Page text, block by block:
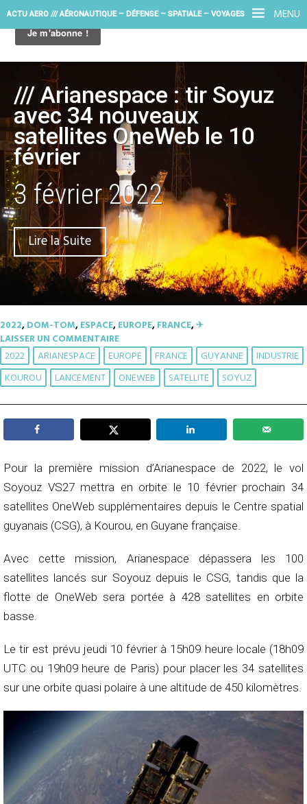
MENU
ACTU AERO /// AÉRONAUTIQUE – DÉFENSE – SPATIALE – VOYAGES
/// Arianespace : tir Soyuz
avec 34 nouveaux
satellites OneWeb le 10
février
3 février 2022
Lire la Suite
2022,DOM-TOM,ESPACE,EUROPE,FRANCE,✈︎
LAISSER UN COMMENTAIRE
2022 ARIANESPACE EUROPE FRANCE GUYANNE
INDUSTRIE
KOUROU
LANCEMENT ONEWEB SATELLITE SOYUZ
Pour la première mission d’Arianespace de 2022, le vol
Soyouz VS27 mettra en orbite le 10 février prochain 34
satellites OneWeb supplémentaires depuis le Centre spatial
guyanais (CSG), à Kourou, en Guyane française.
Avec cette mission, Arianespace dépassera les 100
satellites lancés sur Soyouz depuis le CSG, tandis que la
flotte de OneWeb sera portée à 428 satellites en orbite
basse.
Le tir est prévu jeudi 10 février à 15h09 heure locale (18h09
UTC ou 19h09 heure de Paris) pour placer les 34 satellites
sur une orbite quasi polaire à une altitude de 450 kilomètres.